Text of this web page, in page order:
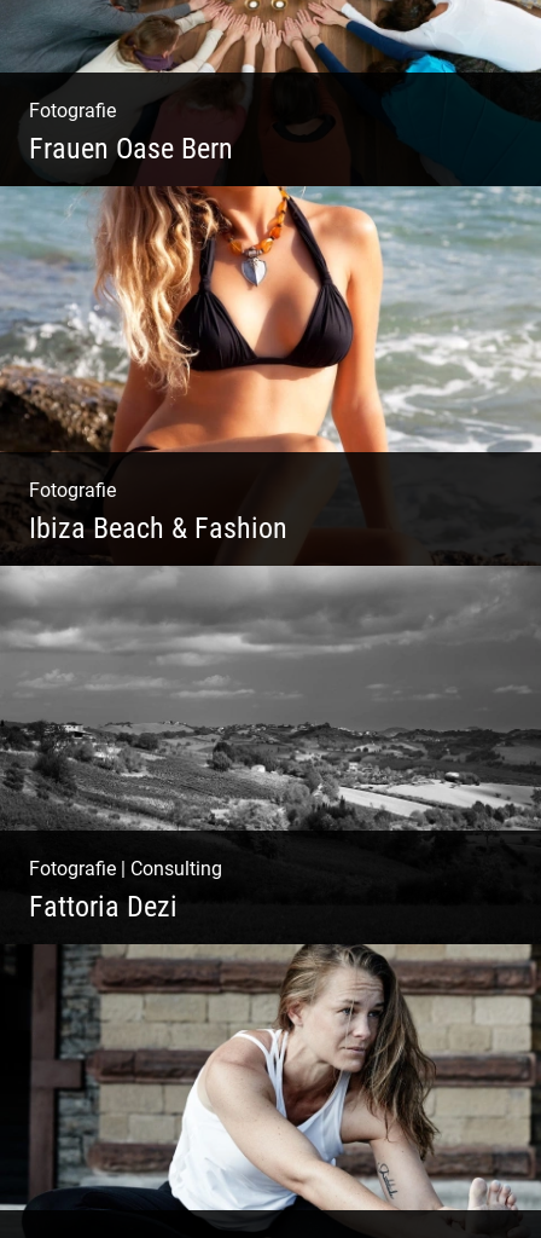
Fotografie
Frauen Oase Bern
Yoga Fotografie | Magische Momente | Bunte
Farben | Wilde Formen
Fotografie
Ibiza Beach & Fashion
Ibiza Beach & Fashion
Fotografie Consulting
Fattoria Dezi
Konzeption & Gestaltung |
Übersetzung & Medien | Fotografie &
Texting | Feine Weine